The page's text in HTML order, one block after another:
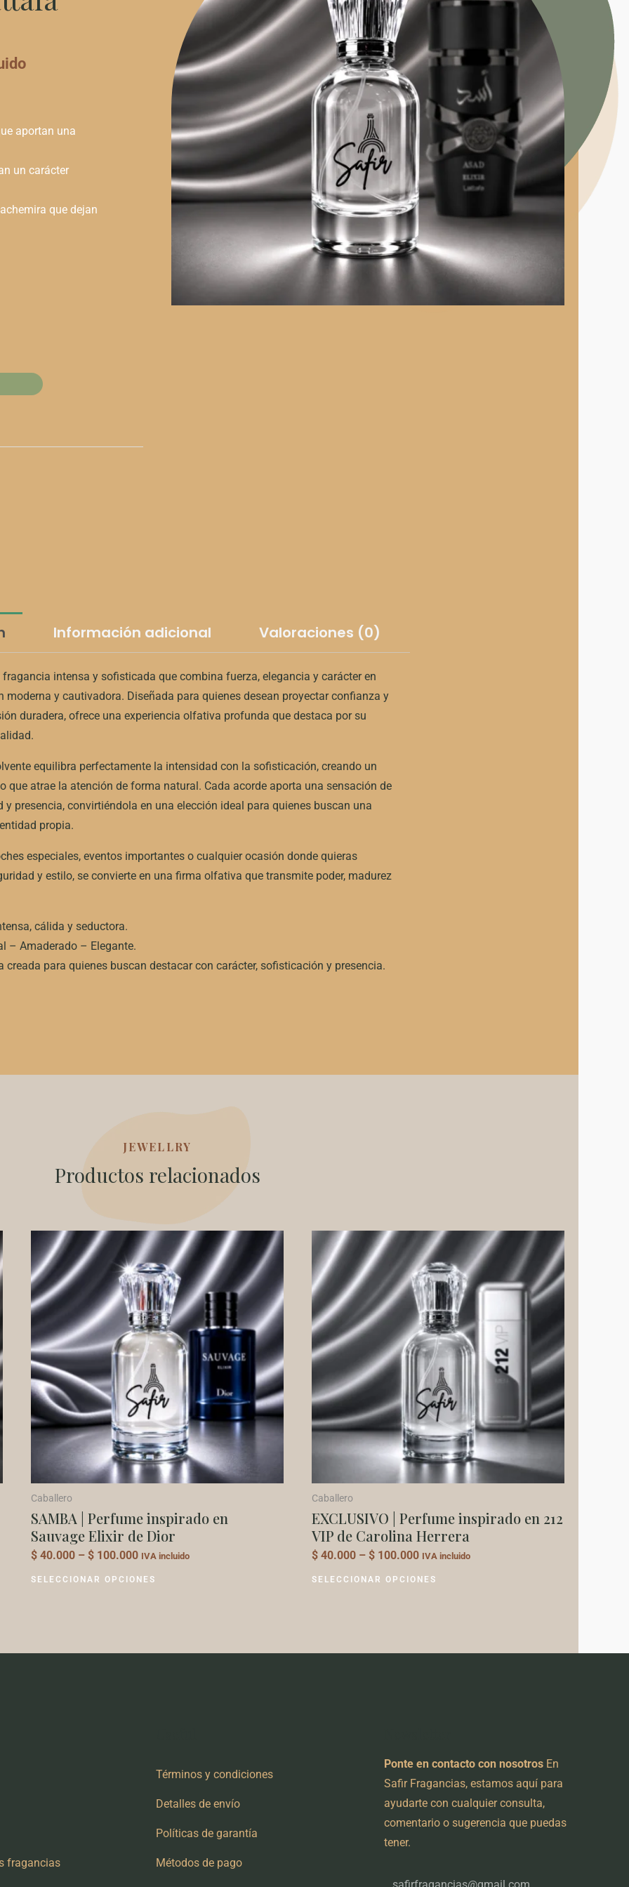
aportan una
un carácter
que dejan
Información adicional Valoraciones (0)
fragancia intensa y sofisticada que combina fuerza, elegancia y carácter en
moderna y cautivadora. Diseñada para quienes desean proyectar confianza y
duradera, ofrece una experiencia olfativa profunda que destaca por su
equilibra perfectamente la intensidad con la sofisticación, creando un
que atrae la atención de forma natural. Cada acorde aporta una sensación de
y presencia, convirtiéndola en una elección ideal para quienes buscan una
propia.
especiales, eventos importantes o cualquier ocasión donde quieras
y estilo, se convierte en una firma olfativa que transmite poder, madurez
cálida y seductora.
– Amaderado – Elegante.
creada para quienes buscan destacar con carácter, sofisticación y presencia.
JEWELLRY
Productos relacionados
Caballero
SAMBA | Perfume inspirado en
Sauvage Elixir de Dior
$ 40.000 – $ 100.000
Price
range:
$ 40.000
through
$ 100.000
IVA incluido
SELECCIONAR OPCIONES
Este
producto
tiene
múltiples
variantes.
Las
opciones
se
pueden
elegir
en
página
de
producto
Caballero
EXCLUSIVO | Perfume inspirado en 212
VIP de Carolina Herrera
$ 40.000 – $ 100.000
Price
range:
$ 40.000
through
$ 100.000
IVA incluido
SELECCIONAR OPCIONES
Este
producto
tiene
múltiples
variantes.
Las
opciones
pueden
elegir
en
de
producto
fragancias
Términos y condiciones
Detalles de envío
Políticas de garantía
Métodos de pago
Ponte en contacto con nosotros En
Safir Fragancias, estamos aquí para
ayudarte con cualquier consulta,
comentario o sugerencia que puedas
tener.